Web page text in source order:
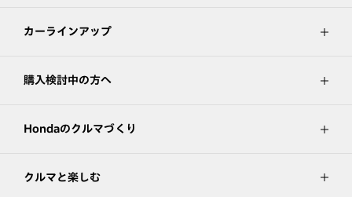
カーラインアップ
購入検討中の方へ
Hondaのクルマづくり
クルマと楽しむ